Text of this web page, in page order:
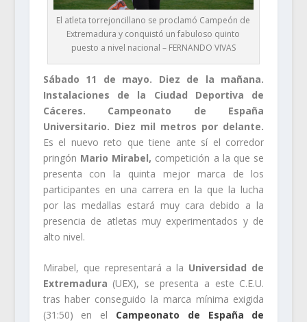
El atleta torrejoncillano se proclamó Campeón de
Extremadura y conquistó un fabuloso quinto
puesto a nivel nacional – FERNANDO VIVAS
Sábado 11 de mayo. Diez de la mañana.
Instalaciones de la Ciudad Deportiva de
Cáceres. Campeonato de España
Universitario. Diez mil metros por delante.
Es el nuevo reto que tiene ante sí el corredor
pringón Mario Mirabel, competición a la que se
presenta con la quinta mejor marca de los
participantes en una carrera en la que la lucha
por las medallas estará muy cara debido a la
presencia de atletas muy experimentados y de
alto nivel.
Mirabel, que representará a la Universidad de
Extremadura (UEX), se presenta a este C.E.U.
tras haber conseguido la marca mínima exigida
(31:50) en el Campeonato de España de